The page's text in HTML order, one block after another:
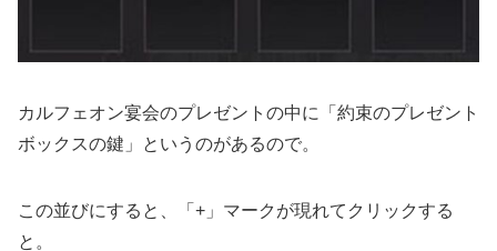
カルフェオン宴会のプレゼントの中に「約束のプレゼント
ボックスの鍵」というのがあるので。
この並びにすると、「+」マークが現れてクリックする
と。